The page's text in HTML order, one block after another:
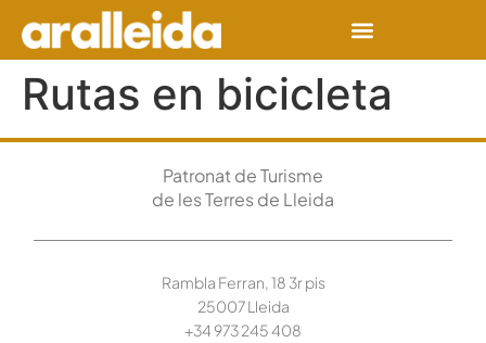
Rutas en bicicleta
Patronat de Turisme
de les Terres de Lleida
Rambla Ferran, 18 3r pis
25007 Lleida
+34 973 245408